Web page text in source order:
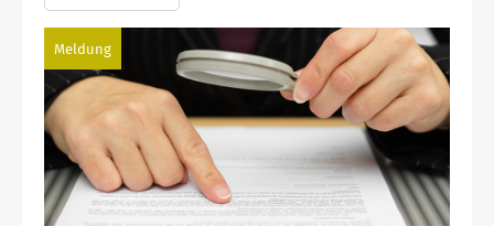
Meldung